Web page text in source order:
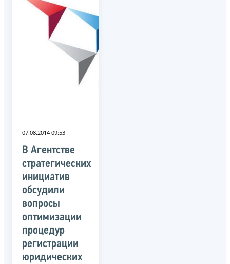
07.08.2014 09:53
В Агентстве
стратегических
инициатив
обсудили
вопросы
оптимизации
процедур
регистрации
юридических